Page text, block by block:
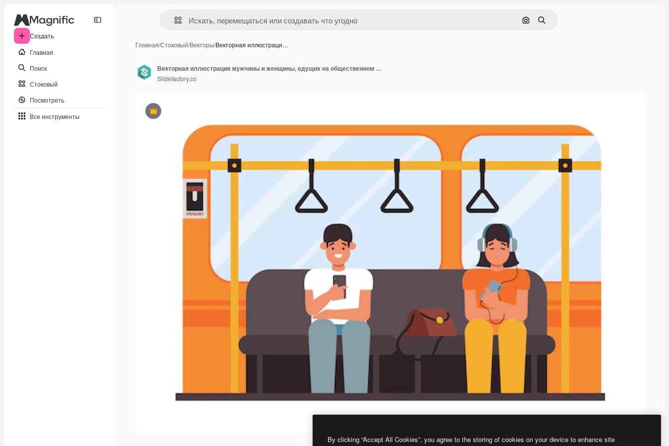
Создать
Главная
Поиск
Стоковый
Посмотреть
Все инструменты
Поиск по изображению
Поиск
Главная/Стоковый/Векторы/Векторная иллюстраци…
Премиум
Векторная иллюстрация мужчины и женщины, едущих на общественном транспорте
Slidefactory.co
By clicking “Accept All Cookies”, you agree to the storing of cookies on your device to enhance site